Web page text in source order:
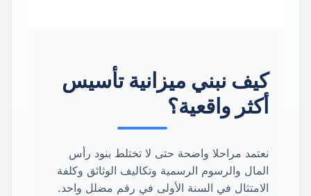
كيف نبني ميزانية تأسيس
أكثر واقعية؟
نعتمد مراحلا واضحة حتى لا تختلط بنود رأس
المال والرسوم الرسمية وتكاليف الوثائق وكلفة
الامتثال في السنة الأولى في رقم مضلل واحد.